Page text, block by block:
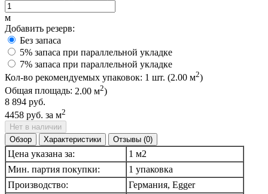
м
Добавить резерв:
Без запаса
5% запаса при параллельной укладке
7% запаса при параллельной укладке
Кол-во рекомендуемых упаковок: 1 шт. (2.00 м2)
Общая площадь: 2.00 м2)
8 894 руб.
4458 руб. за м2
Нет в наличии
Обзор
Характеристики Отзывы (0)
Цена указана за:
1 м2
Мин. партия покупки:
1 упаковка
Производство:
Германия, Egger